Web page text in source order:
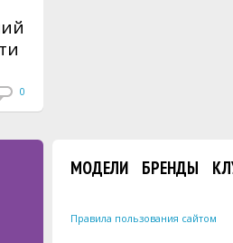
0
МОДЕЛИ БРЕНДЫ
Правила пользования сайтом